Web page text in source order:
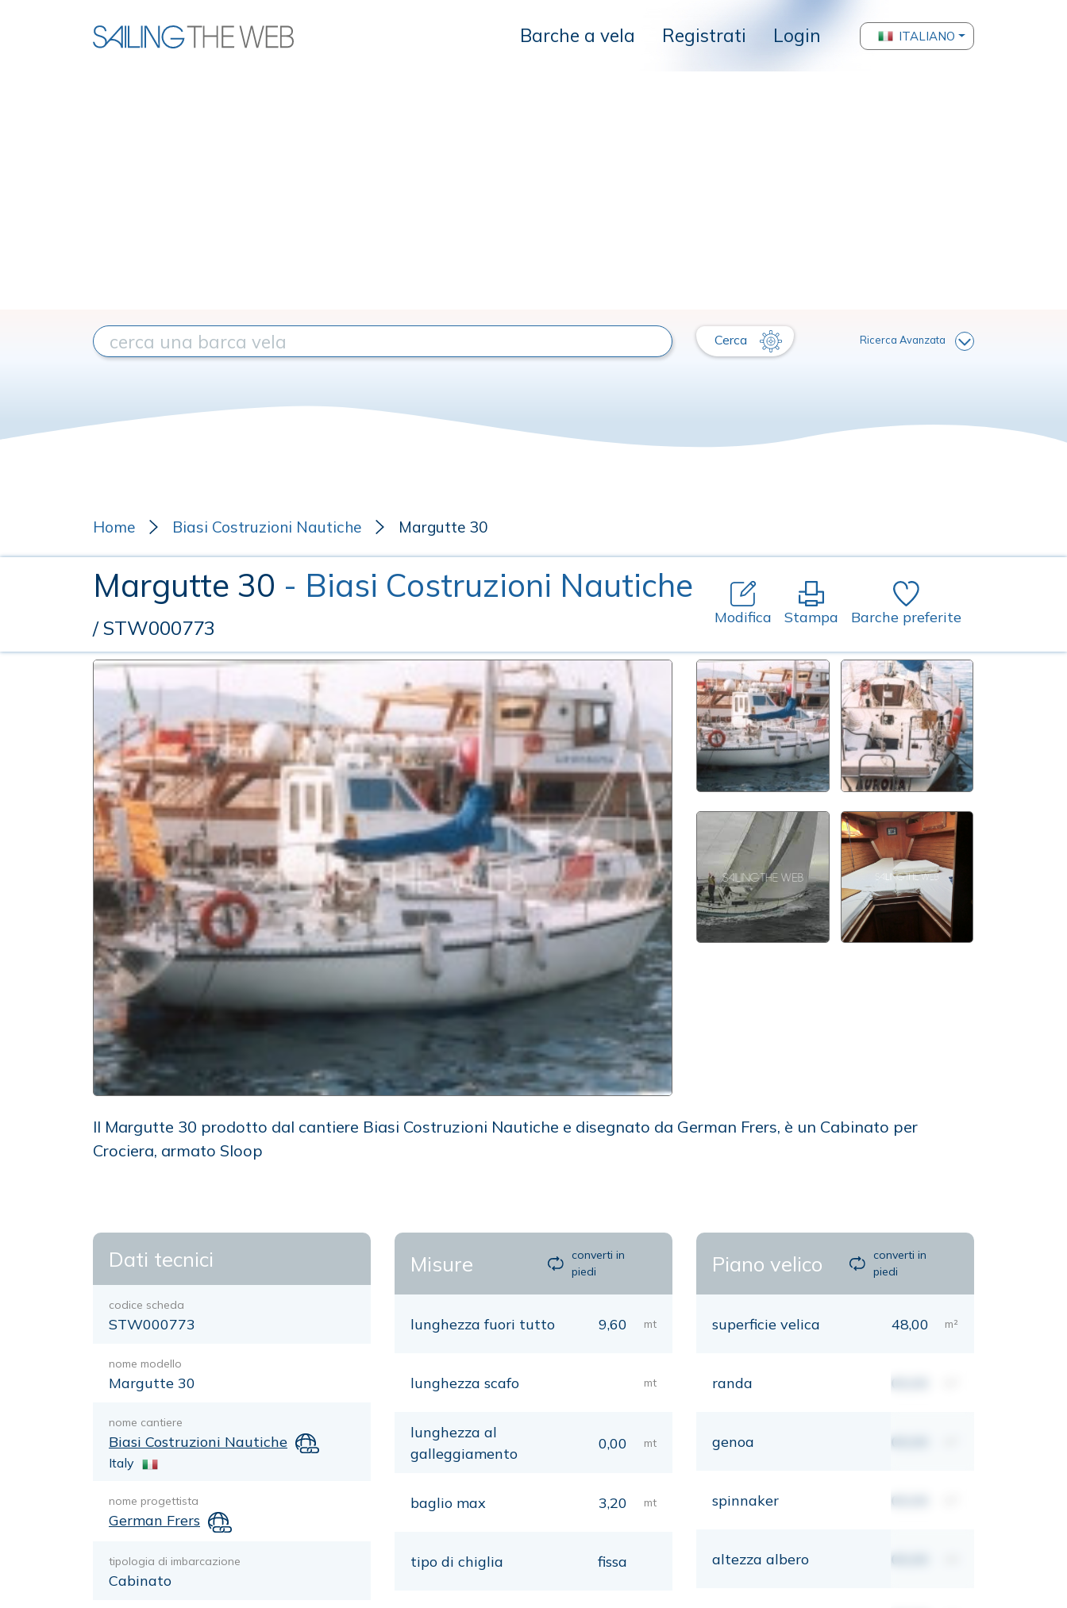
Barche a vela Registrati Login ITALIANO
Cerca Ricerca Avanzata
Home Biasi Costruzioni Nautiche Margutte 30
Margutte 30 - Biasi Costruzioni Nautiche
/ STW000773 Modifica Stampa Barche preferite
Il Margutte 30 prodotto dal cantiere Biasi Costruzioni Nautiche e disegnato da German Frers, è un Cabinato per
Crociera, armato Sloop
Dati tecnici
codice scheda
STW000773
nome modello
Margutte 30
nome cantiere
Biasi Costruzioni Nautiche
Italy
nome progettista
German Frers
tipologia di imbarcazione
Cabinato
Misure
converti in
piedi
lunghezza fuori tutto 9,60 mt
lunghezza scafo mt
lunghezza al
galleggiamento
0,00 mt
baglio max 3,20 mt
tipo di chiglia fissa
Piano velico
converti in
piedi
superficie velica 48,00 m²
randa 00,00
genoa 00,00
spinnaker 00,00
altezza albero 00,00